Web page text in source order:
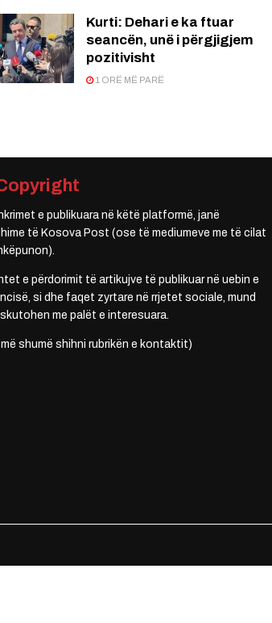
Kurti: Dehari e ka ftuar
seancën, unë i përgjigjem
pozitivisht
1 ORË MË PARË
e publikuara në këtë platformë, janë
të Kosova Post (ose të mediumeve me të cilat
e përdorimit të artikujve të publikuar në uebin e
si dhe faqet zyrtare në rrjetet sociale, mund
me palët e interesuara.
shumë shihni rubrikën e kontaktit)